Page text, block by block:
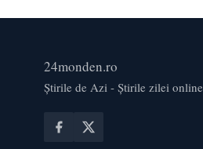
24monden.ro
Știrile de Azi - Știrile zilei online